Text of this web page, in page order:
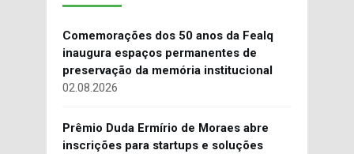
Comemorações dos 50 anos da Fealq
inaugura espaços permanentes de
preservação da memória institucional
02.08.2026
Prêmio Duda Ermírio de Moraes abre
inscrições para startups e soluções